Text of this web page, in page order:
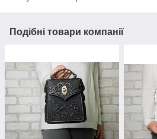
Подібні товари компанії